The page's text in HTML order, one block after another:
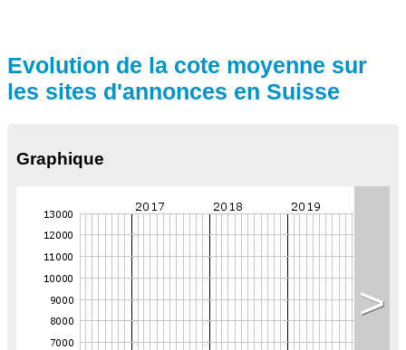
Evolution de la cote moyenne sur
les sites d'annonces en Suisse
Graphique
>